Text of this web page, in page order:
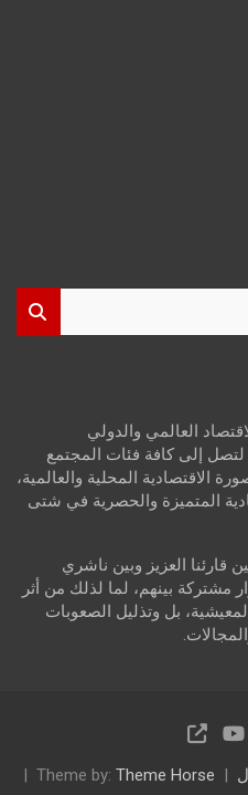
العالمي والدولي
إلى كافة فئات المجتمع
الاقتصادية المحلية والعالمية،
المتميزة والحصرية في شتى
قارئنا العزيز وبين ناشري
مشتركة بينهم، لما لذلك من أثر
بل وتذليل الصعوبات
Theme by: Theme Horse